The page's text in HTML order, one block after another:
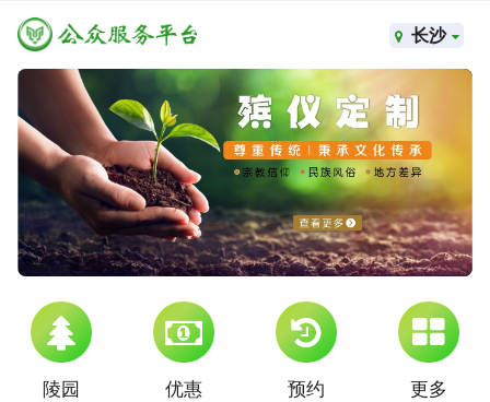
长沙
陵园 优惠 预约 更多